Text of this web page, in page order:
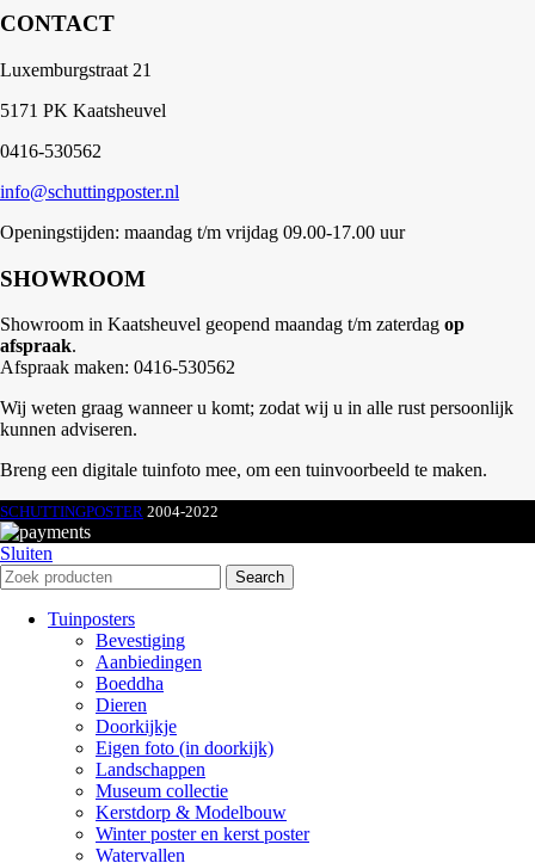
CONTACT
Luxemburgstraat 21
5171 PK Kaatsheuvel
0416-530562
info@schuttingposter.nl
Openingstijden: maandag t/m vrijdag 09.00-17.00 uur
SHOWROOM
Showroom in Kaatsheuvel geopend maandag t/m zaterdag op
afspraak.
Afspraak maken: 0416-530562
Wij weten graag wanneer u komt; zodat wij u in alle rust persoonlijk
kunnen adviseren.
Breng een digitale tuinfoto mee, om een tuinvoorbeeld te maken.
SCHUTTINGPOSTER 2004-2022
Sluiten
Search
Tuinposters
Bevestiging
Aanbiedingen
Boeddha
Dieren
Doorkijkje
Eigen foto (in doorkijk)
Landschappen
Museum collectie
Kerstdorp & Modelbouw
Winter poster en kerst poster
Watervallen